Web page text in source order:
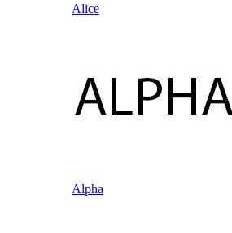
Alice
Alpha